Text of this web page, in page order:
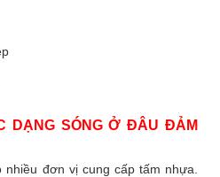
DẠNG SÓNG Ở ĐÂU ĐẢM
đơn vị cung cấp tấm nhựa.